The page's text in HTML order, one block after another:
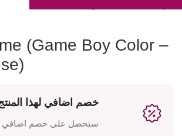
(Game Boy Color –
خصم اضافي لهذا
ستحصل على خصم اضافي قدره 5% عن